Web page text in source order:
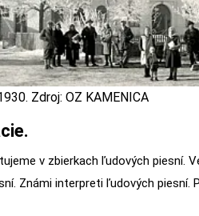
Zdroj: OZ KAMENICA
v zbierkach ľudových piesní.
Známi interpreti ľudových piesní.